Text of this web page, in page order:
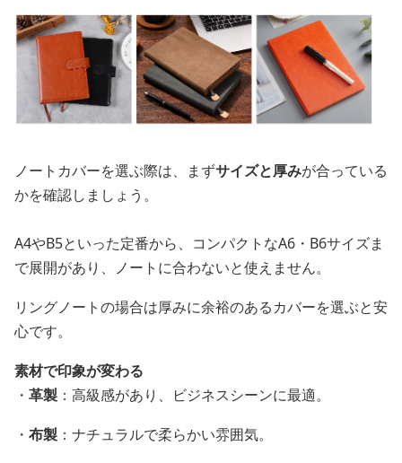
ノートカバーを選ぶ際は、まずサイズと厚みが合っている
かを確認しましょう。
A4やB5といった定番から、コンパクトなA6・B6サイズま
で展開があり、ノートに合わないと使えません。
リングノートの場合は厚みに余裕のあるカバーを選ぶと安
心です。
素材で印象が変わる
・ 革製 ：高級感があり、ビジネスシーンに最適。
・ 布製 ：ナチュラルで柔らかい雰囲気。